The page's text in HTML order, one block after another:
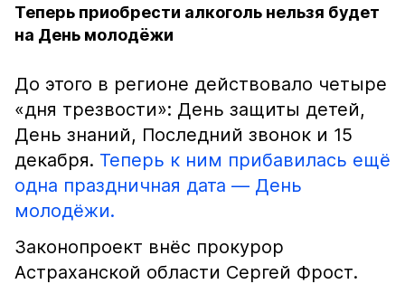
Теперь приобрести алкоголь нельзя будет
на День молодёжи
До этого в регионе действовало четыре
«дня трезвости»: День защиты детей,
День знаний, Последний звонок и 15
декабря. Теперь к ним прибавилась ещё
одна праздничная дата — День
молодёжи.
Законопроект внёс прокурор
Астраханской области Сергей Фрост.